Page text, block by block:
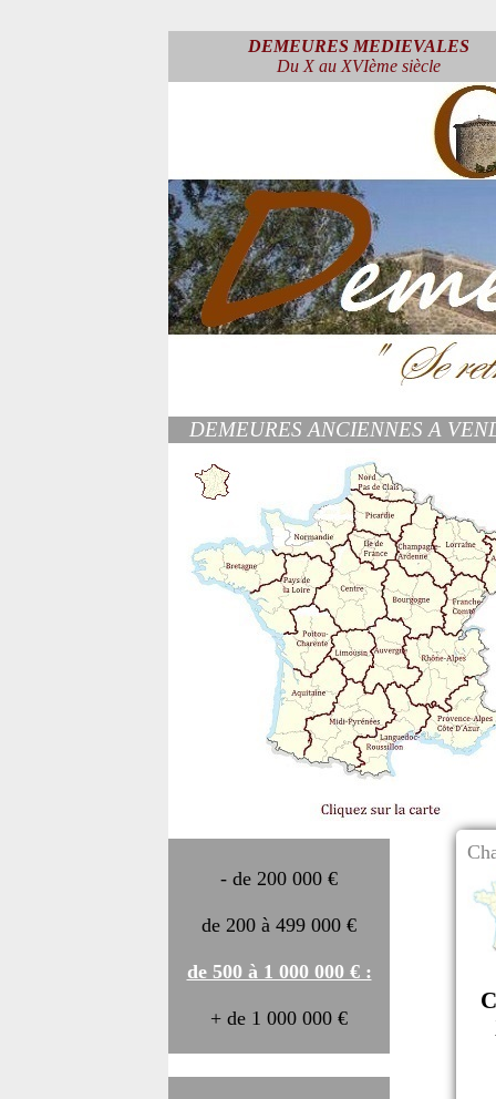
DEMEURES MEDIEVALES
Du X au XVIème siècle
DEMEURES ANCIENNES A
- de 200 000 €
de 200 à 499 000 €
de 500 à 1 000 000 € :
+ de 1 000 000 €